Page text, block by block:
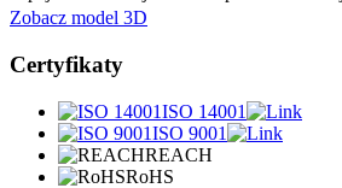
Zobacz model 3D
Certyfikaty
ISO 14001
ISO 9001
REACH
RoHS